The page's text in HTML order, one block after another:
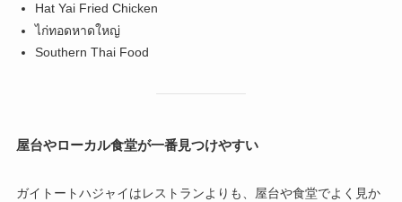
Hat Yai Fried Chicken
ไก่ทอดหาดใหญ่
Southern Thai Food
屋台やローカル食堂が一番見つけやすい
ガイトートハジャイはレストランよりも、屋台や食堂でよく見か